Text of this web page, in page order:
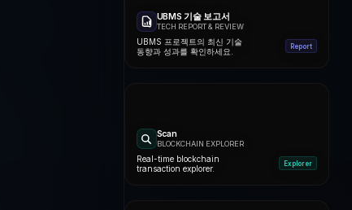
UBMS 기술 보고서
TECH REPORT & REVIEW
UBMS 프로젝트의 최신 기술
동향과 성과를 확인하세요.
Report
Scan
BLOCKCHAIN EXPLORER
Real-time blockchain
transaction explorer.
Explorer